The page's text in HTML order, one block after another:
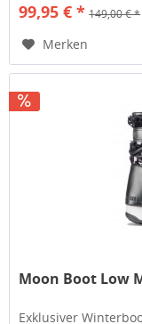
99,95 € * 149,00 € *
Merken
Moon Boot Low
Exklusiver